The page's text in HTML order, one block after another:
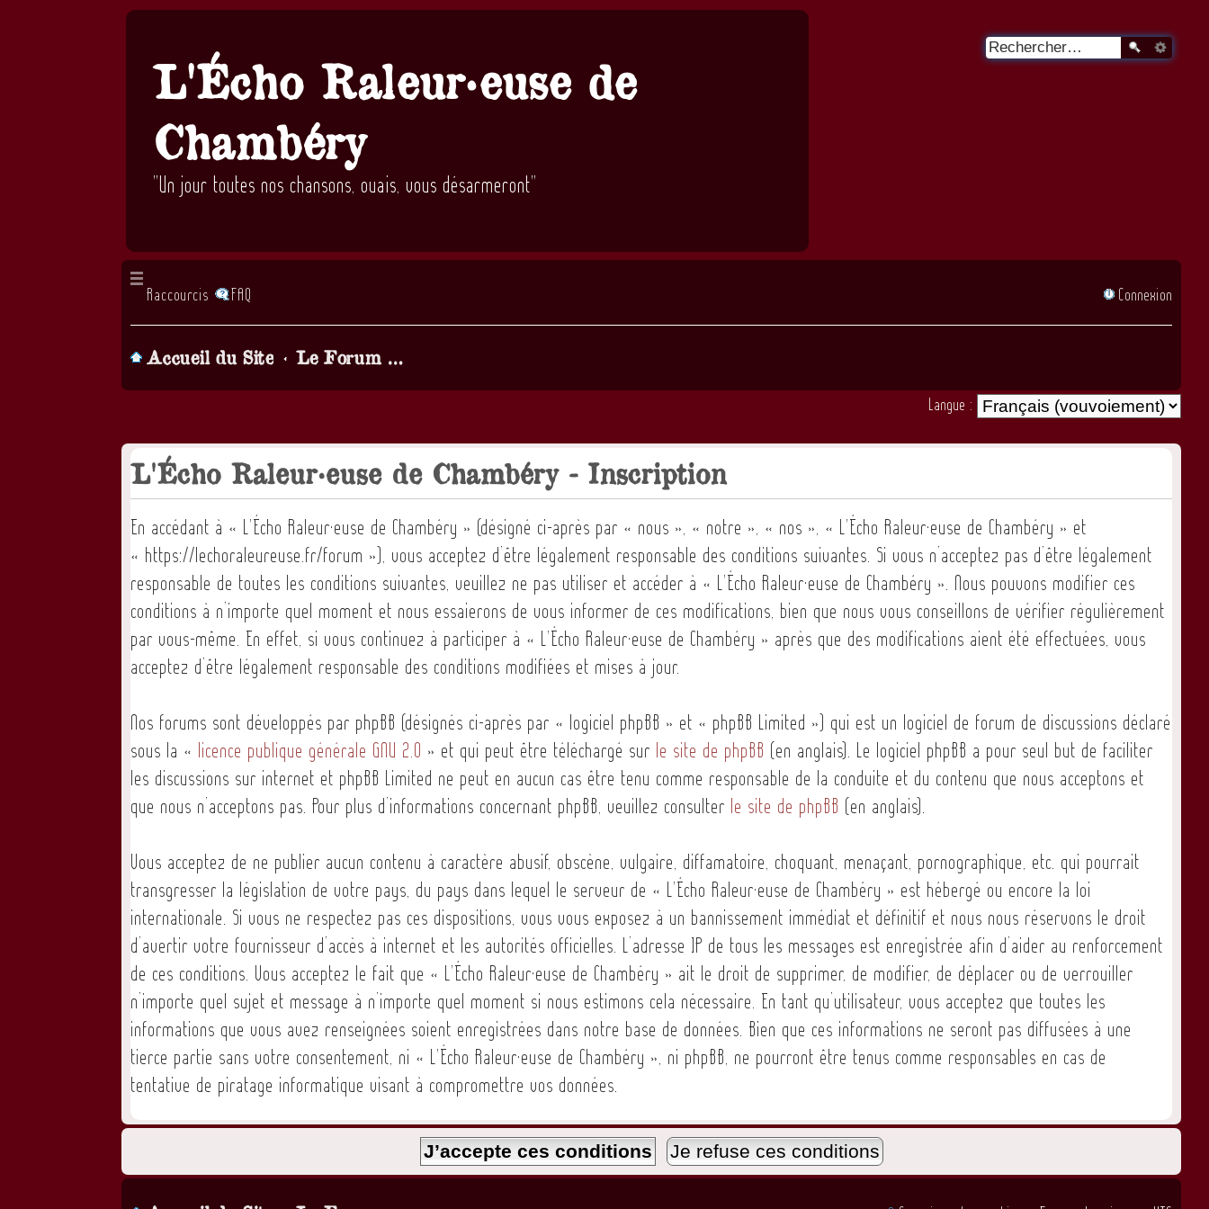
L'Écho Raleur·euse de
Chambéry
"Un jour toutes nos chansons, ouais, vous désarmeront"
Raccourcis FAQ Connexion
Accueil du Site Le Forum de la chorale, Parlons chansons! (lorsque vous demandez à être inscrit il faut attendre... quelques heures, qu'un admin valide votre inscription)
Langue :
L'Écho Raleur·euse de Chambéry - Inscription
En accédant à « L'Écho Raleur·euse de Chambéry » (désigné ci-après par « nous », « notre », « nos », « L'Écho Raleur·euse de Chambéry » et
« https://lechoraleureuse.fr/forum »), vous acceptez d’être légalement responsable des conditions suivantes. Si vous n’acceptez pas d’être légalement
responsable de toutes les conditions suivantes, veuillez ne pas utiliser et accéder à « L'Écho Raleur·euse de Chambéry ». Nous pouvons modifier ces
conditions à n’importe quel moment et nous essaierons de vous informer de ces modifications, bien que nous vous conseillons de vérifier régulièrement
par vous-même. En effet, si vous continuez à participer à « L'Écho Raleur·euse de Chambéry » après que des modifications aient été effectuées, vous
acceptez d’être légalement responsable des conditions modifiées et mises à jour.
Nos forums sont développés par phpBB (désignés ci-après par « logiciel phpBB » et « phpBB Limited ») qui est un logiciel de forum de discussions déclaré
sous la « licence publique générale GNU 2.0 » et qui peut être téléchargé sur le site de phpBB (en anglais). Le logiciel phpBB a pour seul but de faciliter
les discussions sur internet et phpBB Limited ne peut en aucun cas être tenu comme responsable de la conduite et du contenu que nous acceptons et
que nous n’acceptons pas. Pour plus d’informations concernant phpBB, veuillez consulter le site de phpBB (en anglais).
Vous acceptez de ne publier aucun contenu à caractère abusif, obscène, vulgaire, diffamatoire, choquant, menaçant, pornographique, etc. qui pourrait
transgresser la législation de votre pays, du pays dans lequel le serveur de « L'Écho Raleur·euse de Chambéry » est hébergé ou encore la loi
internationale. Si vous ne respectez pas ces dispositions, vous vous exposez à un bannissement immédiat et définitif et nous nous réservons le droit
d’avertir votre fournisseur d’accès à internet et les autorités officielles. L’adresse IP de tous les messages est enregistrée afin d’aider au renforcement
de ces conditions. Vous acceptez le fait que « L'Écho Raleur·euse de Chambéry » ait le droit de supprimer, de modifier, de déplacer ou de verrouiller
n’importe quel sujet et message à n’importe quel moment si nous estimons cela nécessaire. En tant qu’utilisateur, vous acceptez que toutes les
informations que vous avez renseignées soient enregistrées dans notre base de données. Bien que ces informations ne seront pas diffusées à une
tierce partie sans votre consentement, ni « L'Écho Raleur·euse de Chambéry », ni phpBB, ne pourront être tenus comme responsables en cas de
tentative de piratage informatique visant à compromettre vos données.